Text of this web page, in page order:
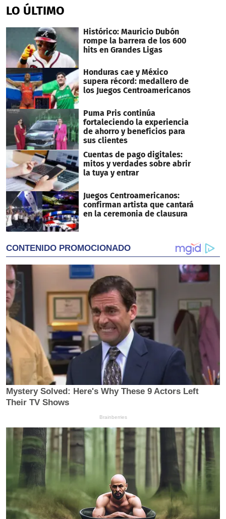
of
1
56
seconds
LO ÚLTIMO
Histórico: Mauricio Dubón
rompe la barrera de los 600
hits en Grandes Ligas
Honduras cae y México
supera récord: medallero de
los Juegos Centroamericanos
Puma Pris continúa
fortaleciendo la experiencia
de ahorro y beneficios para
sus clientes
Cuentas de pago digitales:
mitos y verdades sobre abrir
la tuya y entrar
Juegos Centroamericanos:
confirman artista que cantará
en la ceremonia de clausura